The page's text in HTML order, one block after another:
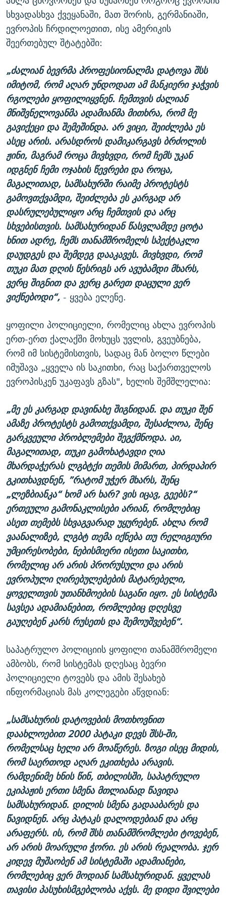
სხვადასხვა ქვეყანაში, მათ შორის, გერმანიაში,
ევროპის ჩრდილოეთით, ისე ამერიკის
შეერთებულ შტატებში:
„ძალიან ბევრმა პროფესიონალმა დატოვა შსს
იმიტომ, რომ აღარ უნდოდათ ამ მანკიერი ჯაჭვის
რგოლები ყოფილიყვნენ. ჩემთვის ძალიან
მნიშვნელოვანმა ადამიანმა მითხრა, რომ მე
გავიქეცი და შემეშინდა. არ ვიცი, შეიძლება ეს
ასეც არის. არასდროს დამიკარგავს ბრძოლის
ჟინი, მაგრამ როცა მივხვდი, რომ ჩემს უკან
იდგნენ ჩემი ოჯახის წევრები და როცა,
მაგალითად, სამსახურში რაიმე პროტესტს
გამოვთქვამდი, შეიძლება ეს კარგად არ
დასრულებულიყო არც ჩემთვის და არც
სხვებისთვის. სამსახურიდან წასვლამდე ცოტა
ხნით ადრე, ჩემს თანამშრომელს სპექტაკლი
დაუდგეს და შემდეგ დააკავეს. მივხვდი, რომ
თუკი მათ დღის წესრიგს არ ავუბამდი მხარს,
ვერც შიგნით და ვერც გარეთ დაცული ვერ
ვიქნებოდი“,- ყვება ელენე.
ყოფილი პოლიციელი, რომელიც ახლა ევროპის
ერთ-ერთ ქალაქში მოხუცს უვლის, გვეუბნება,
რომ იმ სისტემისთვის, სადაც მან ბოლო წლები
იმუშავა „ყველა ის საკითხი, რაც საქართველოს
ევროპისკენ უკაფავს გზას", ხელის შემშლელია:
„მე ეს კარგად დავინახე შიგნიდან. და თუკი შენ
ამაზე პროტესტს გამოთქვამდი, შესაძლოა, შენც
გარკვეული პრობლემები შეგქმნოდა. აი,
მაგალითად, თუკი გამოხატავდი ღია
მხარდაჭერას ლგბტქი თემის მიმართ, პირდაპირ
გკითხავდნენ, ”რატომ უჭერ მხარს, შენც
„ლეზბიანკა“ ხომ არ ხარ? ვის იცავ, გეებს?“
ერთეული გამონაკლისები არიან, რომლებიც
ასეთ თემებს სხვაგვარად უყურებენ. ახლა რომ
ვაანალიზებ, ლგბტ თემა იქნება თუ რელიგიური
უმცირესობები, ნებისმიერი ისეთი საკითხი,
რომელიც არ არის პრორუსული და არის
ევროპული ღირებულებების მატარებელი,
ყოველთვის უთანხმოების საგანი იყო. ეს სისტემა
სავსეა ადამიანებით, რომლებიც დღესვე
გაუღებენ კარს რუსეთს და შემოუშვებენ“.
საპატრულო პოლიციის ყოფილი თანამშრომელი
ამბობს, რომ სისტემას დღესაც ბევრი
პოლიციელი ტოვებს და ამის შესახებ
ინფორმაციას მას კოლეგები აწვდიან:
„სამსახურის დატოვების მოთხოვნით
დაახლოებით 2000 პატაკი დევს შსს-ში,
რომელსაც ხელი არ მოაწერეს. ზოგი ისეც მიდის,
რომ საერთოდ აღარ ეკითხება არავის.
რამდენიმე ხნის წინ, თბილისში, საპატრულო
ეკიპაჟის ერთი სმენა მთლიანად წავიდა
სამსახურიდან. დილის სმენა გადააბარეს და
წავიდნენ. არც პატაკს დალოდებიან და არც
არაფერს. ის, რომ შსს თანამშრომლები ტოვებენ,
არ არის მოარული ჭორი. ეს არის რეალობა. ჯერ
კიდევ მუშაობენ ამ სისტემაში ადამიანები,
რომლებიც ვერ მოდიან სამსახურიდან. ყველას
თავისი პასუხისმგებლობა აქვს. მე დიდი შვილები